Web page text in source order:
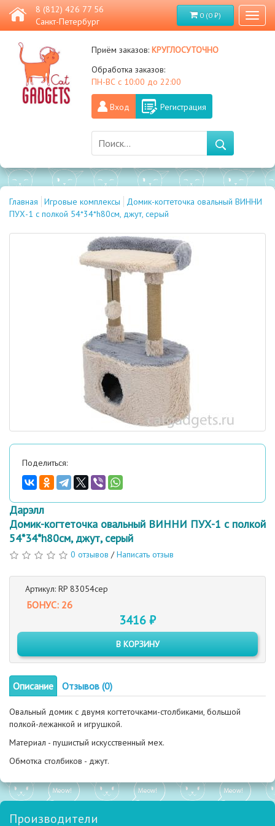
8 (812) 426 77 56
Санкт-Петербург
0 (0 ₽)
Приём заказов:круглосуточно
Обработка заказов:
ПН-ВС с 10:00 до 22:00
Вход Регистрация
Главная Игровые комплексы
Домик-когтеточка овальный ВИННИ
ПУХ-1 с полкой 54*34*h80см, джут, серый
Поделиться:
Дарэлл
Домик-когтеточка овальный ВИННИ ПУХ-1 с полкой
54*34*h80см, джут, серый
0 отзывов /Написать отзыв
Артикул: RP 83054сер
БОНУС: 26
3416 ₽
В КОРЗИНУ
Описание Отзывов (0)
Овальный домик с двумя когтеточками-столбиками, большой
полкой-лежанкой и игрушкой.
Материал - пушистый искусственный мех.
Обмотка столбиков - джут.
Производители